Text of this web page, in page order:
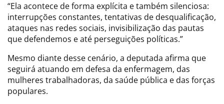
“Ela acontece de forma explícita e também silenciosa:
interrupções constantes, tentativas de desqualificação,
ataques nas redes sociais, invisibilização das pautas
que defendemos e até perseguições políticas.”
Mesmo diante desse cenário, a deputada afirma que
seguirá atuando em defesa da enfermagem, das
mulheres trabalhadoras, da saúde pública e das forças
populares.